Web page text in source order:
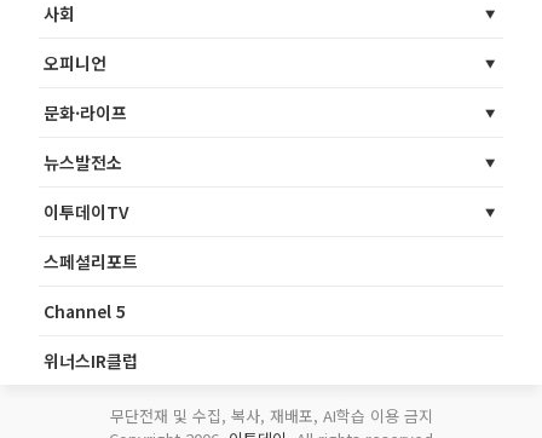
사회
오피니언
문화·라이프
뉴스발전소
이투데이TV
스페셜리포트
Channel 5
위너스IR클럽
무단전재 및 수집, 복사, 재배포, AI학습 이용 금지